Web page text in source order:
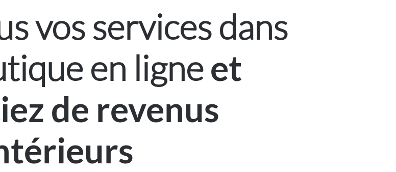
vos services dans
en ligneet
de revenus